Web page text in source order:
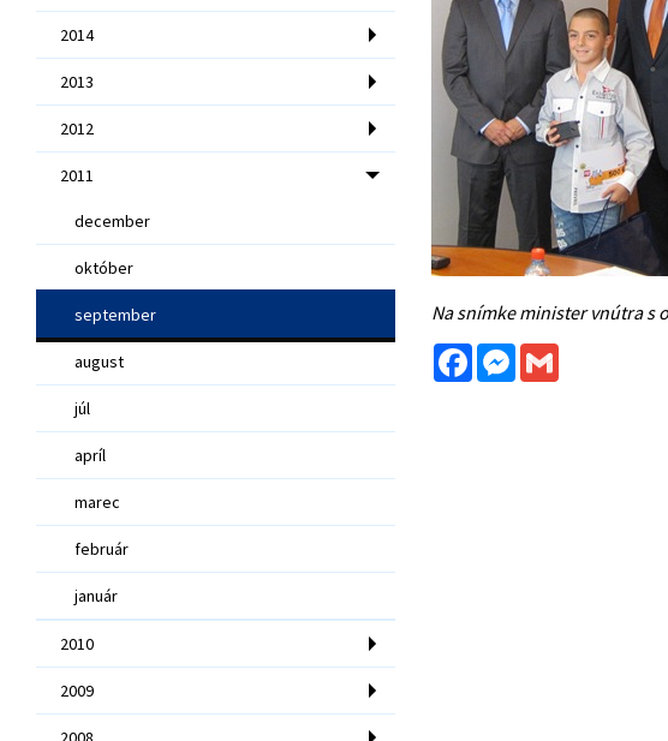
2014
2013
2012
2011
december
október
september
august
júl
apríl
marec
február
január
2010
2009
Na snímke minister vnútra s
FacebookMessenger
Gmail